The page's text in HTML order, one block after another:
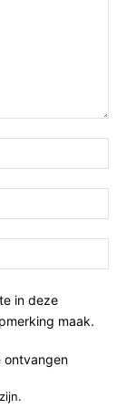
in deze
maak.
ontvangen